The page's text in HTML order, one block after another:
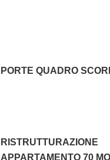
PORTE QUADRO
RISTRUTTURAZIONE
APPARTAMENTO 70 MQ